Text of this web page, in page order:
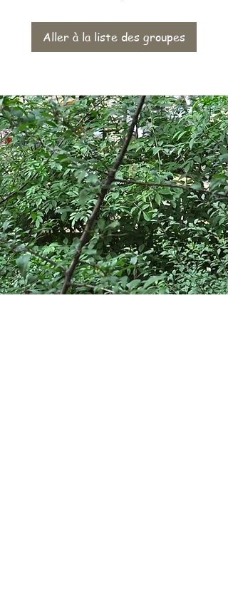
Aller à la liste des groupes